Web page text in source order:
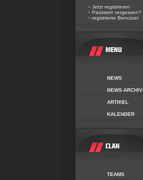
• Jetzt registrieren
• Passwort vergessen?
• registrierte Benutzer
NEWS
NEWS-ARCHIV
ARTIKEL
KALENDER
TEAMS